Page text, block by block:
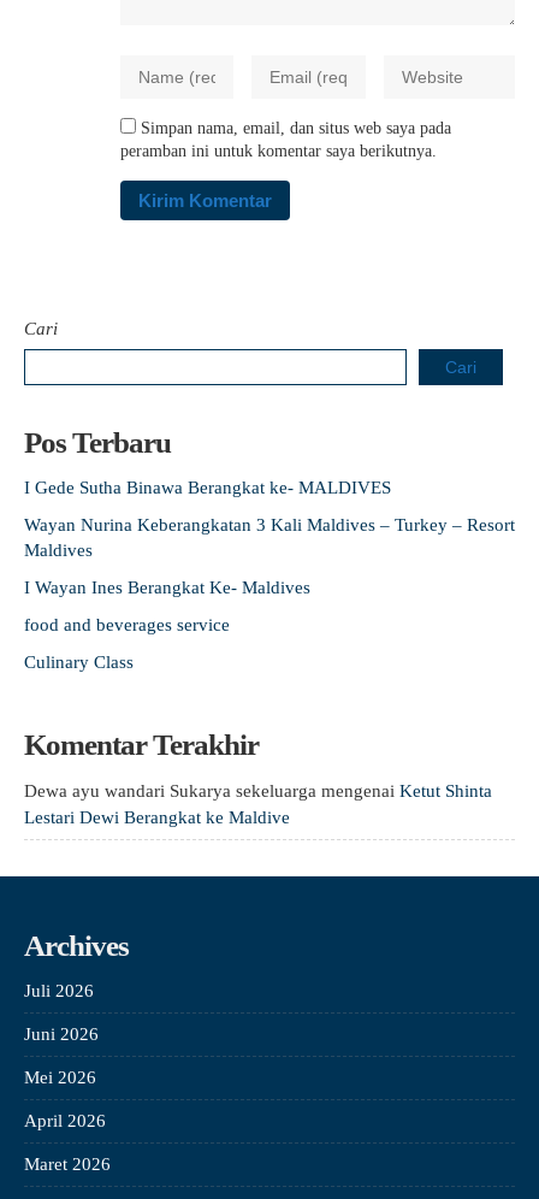
Simpan nama, email, dan situs web saya pada
peramban ini untuk komentar saya berikutnya.
Cari
Cari
Pos Terbaru
I Gede Sutha Binawa Berangkat ke- MALDIVES
Wayan Nurina Keberangkatan 3 Kali Maldives – Turkey – Resort
Maldives
I Wayan Ines Berangkat Ke- Maldives
food and beverages service
Culinary Class
Komentar Terakhir
Dewa ayu wandari Sukarya sekeluarga mengenai Ketut Shinta
Lestari Dewi Berangkat ke Maldive
Archives
Juli 2026
Juni 2026
Mei 2026
April 2026
Maret 2026